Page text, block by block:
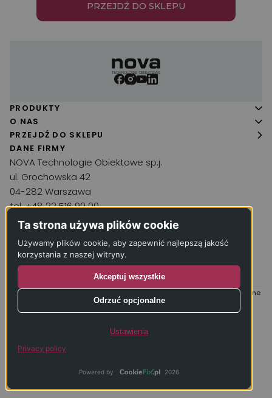
PRZEJDŹ DO SKLEPU
PRODUKTY
Panele podłogowe
Podłogi drewniane
Wykładziny
Chemia podłogowa
Narzędzia
Akcesoria
Inne produkty
Usługi
O NAS
O firmie
Realizacje
Aktualności
Kontakt
PRZEJDŹ DO SKLEPU
DANE FIRMY
NOVA Technologie Obiektowe sp.j.
ul. Grochowska 42
04-282 Warszawa
tel. +48 22 516 90 00
kontakt@wykladzina.net
KRS: 0000066330
NIP: 1250052240
NOVA Technologie Obiektowe © 2005-2026 Wszelkie prawa zastrzeżone
Projekt i realizacja:
Ta strona używa plików cookie
Używamy plików cookie, aby zapewnić najlepszą jakość
korzystania z naszej witryny.
Akceptuj wszystkie
Odrzuć opcjonalne
Ustawienia
Privacy policy
Powered by 2026